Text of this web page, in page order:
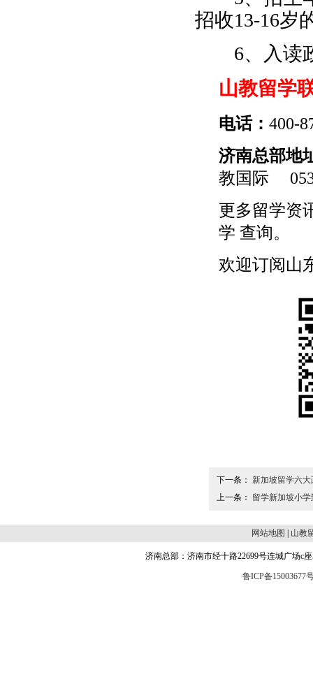
招收13-16岁
6、入读政
山教留学
电话： 400-
济南总部地
教国际
更多留学资
学 查询。
欢迎订阅山
下一条： 新加坡留学六
上一条： 留学新加坡小
网站地图 山教
济南总部：济南市经十路22699号连城广场c
鲁ICP备15003677